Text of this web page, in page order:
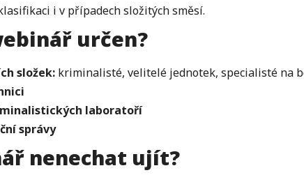
i v případech složitých směsí.
určen?
složek: kriminalisté, velitelé jednotek, specialisté na
laboratoří
správy
nenechat ujít?